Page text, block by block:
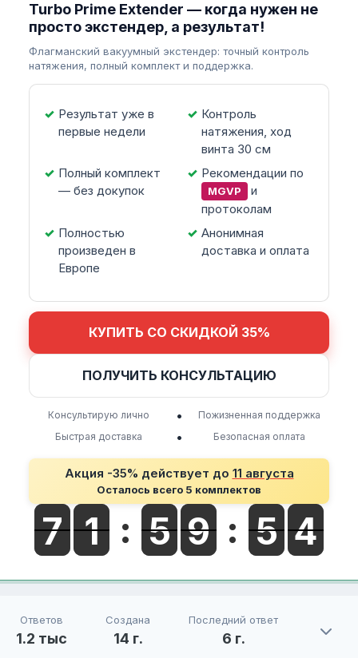
Turbo Prime Extender — когда нужен не
просто экстендер, а результат!
Флагманский вакуумный экстендер: точный контроль
натяжения, полный комплект и поддержка.
Результат уже в
первые недели
Контроль
натяжения, ход
винта 30 см
Полный комплект
— без докупок
Рекомендации по
MGVP
и
протоколам
Полностью
произведен в
Европе
Анонимная
доставка и оплата
КУПИТЬ СО СКИДКОЙ 35%
ПОЛУЧИТЬ КОНСУЛЬТАЦИЮ
Консультирую лично •
Пожизненная поддержка
Быстрая доставка
• Безопасная оплата
Акция -35% действует до 11 августа
Осталось всего 5 комплектов
Ответов
1.2 тыс
Создана
14 г.
Последний ответ
6 г.